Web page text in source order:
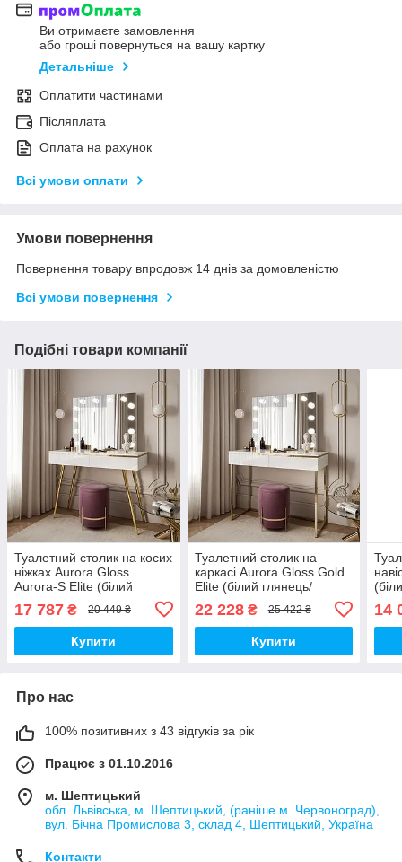
Ви отримаєте замовлення
або гроші повернуться на вашу картку
Детальніше
Оплатити частинами
Післяплата
Оплата на рахунок
Всі умови оплати
Умови повернення
Повернення товару впродовж 14 днів за домовленістю
Всі умови повернення
Подібні товари компанії
Туалетний столик на косих
ніжках Aurora Gloss
Aurora-S Elite (білий
17 787 ₴ 20 449 ₴
Купити
Туалетний столик на
каркасі Aurora Gloss Gold
Elite (білий глянець/
22 228₴ 25 422 ₴
Купити
14
Про нас
100% позитивних з 43 відгуків за рік
Працює з 01.10.2016
м. Шептицький
обл. Львівська, м. Шептицький, (раніше м. Червоноград),
вул. Бічна Промислова 3, склад 4, Шептицький, Україна
Контакти